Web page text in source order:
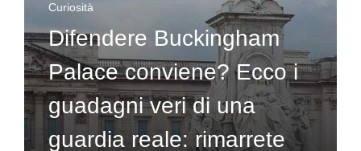
Curiosità
Difendere Buckingham
Palace conviene? Ecco i
guadagni veri di una
guardia reale: rimarrete